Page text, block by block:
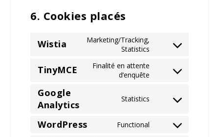
6. Cookies placés
Wistia
Marketing/Tracking,
Statistics
Consent
service
TinyMCE
Finalité en attente
d’enquête
Consent
tinymce
Google
Analytics
Statistics
Consent
service
google-
WordPress Functional
Consent